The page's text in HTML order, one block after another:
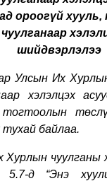
ороогүй
шийдвэрлэлээ
Улсын Их
хэлэлцэх
тухай байлаа.
чуулганы
5.7-д “Энэ